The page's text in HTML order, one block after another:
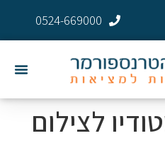
0524-669000
לצילום